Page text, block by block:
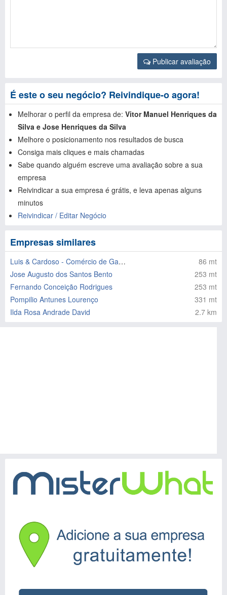
Publicar avaliação
É este o seu negócio? Reivindique-o agora!
Melhorar o perfil da empresa de: Vitor Manuel Henriques da
Silva e Jose Henriques da Silva
Melhore o posicionamento nos resultados de busca
Consiga mais cliques e mais chamadas
Sabe quando alguém escreve uma avaliação sobre a sua
empresa
Reivindicar a sua empresa é grátis, e leva apenas alguns
minutos
Reivindicar / Editar Negócio
Empresas similares
Luis & Cardoso - Comércio de Gado e Carnes Lda
86 mt
Jose Augusto dos Santos Bento
253 mt
Fernando Conceição Rodrigues
253 mt
Pompilio Antunes Lourenço
331 mt
Ilda Rosa Andrade David
2.7 km